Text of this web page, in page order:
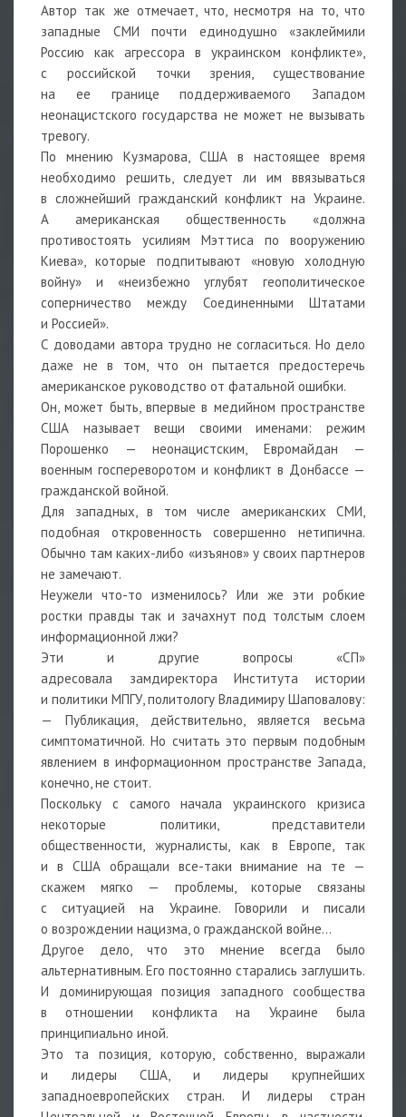
Автор так же отмечает, что, несмотря на то, что
западные СМИ почти единодушно «заклеймили
Россию как агрессора в украинском конфликте»,
с российской точки зрения, существование
на ее границе поддерживаемого Западом
неонацистского государства не может не вызывать
тревогу.
По мнению Кузмарова, США в настоящее время
необходимо решить, следует ли им ввязываться
в сложнейший гражданский конфликт на Украине.
А американская общественность «должна
противостоять усилиям Мэттиса по вооружению
Киева», которые подпитывают «новую холодную
войну» и «неизбежно углубят геополитическое
соперничество между Соединенными Штатами
и Россией».
С доводами автора трудно не согласиться. Но дело
даже не в том, что он пытается предостеречь
американское руководство от фатальной ошибки.
Он, может быть, впервые в медийном пространстве
США называет вещи своими именами: режим
Порошенко — неонацистским, Евромайдан —
военным госпереворотом и конфликт в Донбассе —
гражданской войной.
Для западных, в том числе американских СМИ,
подобная откровенность совершенно нетипична.
Обычно там каких-либо «изъянов» у своих партнеров
не замечают.
Неужели что-то изменилось? Или же эти робкие
ростки правды так и зачахнут под толстым слоем
информационной лжи?
Эти и другие вопросы «СП»
адресовала замдиректора Института истории
и политики МПГУ, политологу Владимиру Шаповалову:
— Публикация, действительно, является весьма
симптоматичной. Но считать это первым подобным
явлением в информационном пространстве Запада,
конечно, не стоит.
Поскольку с самого начала украинского кризиса
некоторые политики, представители
общественности, журналисты, как в Европе, так
и в США обращали все-таки внимание на те —
скажем мягко — проблемы, которые связаны
с ситуацией на Украине. Говорили и писали
о возрождении нацизма, о гражданской войне…
Другое дело, что это мнение всегда было
альтернативным. Его постоянно старались заглушить.
И доминирующая позиция западного сообщества
в отношении конфликта на Украине была
принципиально иной.
Это та позиция, которую, собственно, выражали
и лидеры США, и лидеры крупнейших
западноевропейских стран. И лидеры стран